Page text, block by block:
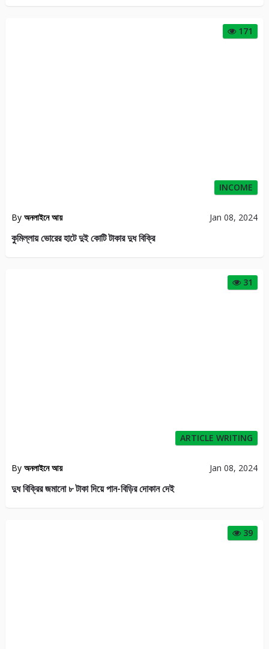
171
INCOME
By অনলাইনে আয় Jan 08, 2024
কুমিল্লায় ভোরের হাটে দুই কোটি টাকার দুধ বিক্রি
31
ARTICLE WRITING
By অনলাইনে আয় Jan 08, 2024
দুধ বিক্রির জমানো ৮ টাকা দিয়ে পান-বিড়ির দোকান দেই
39